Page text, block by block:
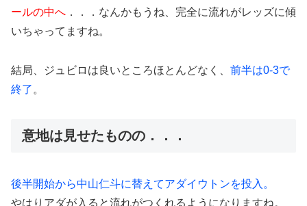
ールの中へ ．．．なんかもうね、完全に流れがレッズに傾
いちゃってますね。
結局、ジュビロは良いところほとんどなく、 前半は0-3で
終了 。
意地は見せたものの．．．
後半開始から中山仁斗に替えてアダイウトンを投入。
やはりアダが入ると流れがつくれるようになりますね。